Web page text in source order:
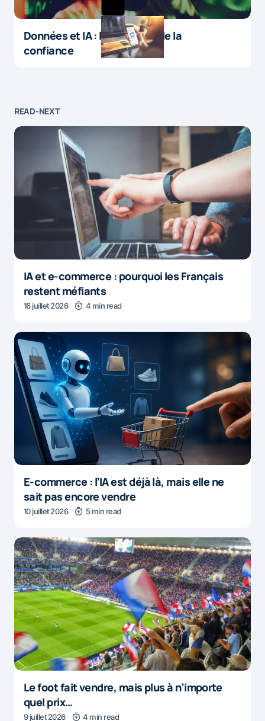
Données et IA : le paradoxe de la
confiance
READ-NEXT
IA et e-commerce : pourquoi les Français
restent méfiants
16 juillet 2026 4 min read
E-commerce : l’IA est déjà là, mais elle ne
sait pas encore vendre
10 juillet 2026 5 min read
Le foot fait vendre, mais plus à n’importe
quel prix…
9 juillet 2026 4 min read